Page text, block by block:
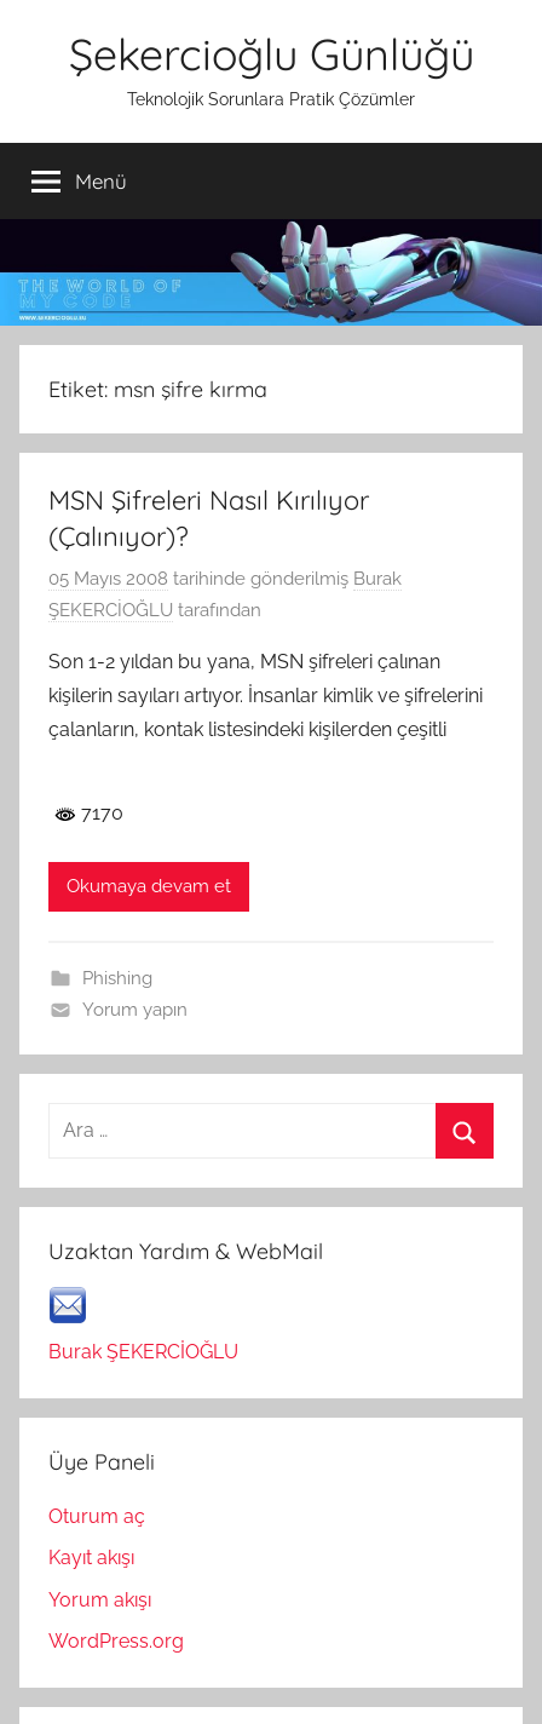
Şekercioğlu Günlüğü
Teknolojik Sorunlara Pratik Çözümler
Menü
Etiket: msn şifre kırma
MSN Şifreleri Nasıl Kırılıyor
(Çalınıyor)?
05 Mayıs 2008 tarihinde gönderilmiş Burak
ŞEKERCİOĞLU tarafından
Son 1-2 yıldan bu yana, MSN şifreleri çalınan
kişilerin sayıları artıyor. İnsanlar kimlik ve şifrelerini
çalanların, kontak listesindeki kişilerden çeşitli
7170
Okumaya devam et
Phishing
Yorum yapın
Arama:
Uzaktan Yardım & WebMail
Burak ŞEKERCİOĞLU
Üye Paneli
Oturum aç
Kayıt akışı
Yorum akışı
WordPress.org